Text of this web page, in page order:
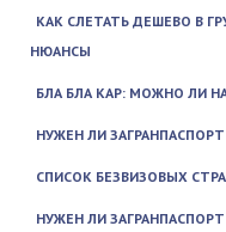
КАК СЛЕТАТЬ ДЕШЕВО В
НЮАНСЫ
БЛА БЛА КАР: МОЖНО ЛИ
НУЖЕН ЛИ
СПИСОК БЕЗВИЗОВЫХ
НУЖЕН ЛИ